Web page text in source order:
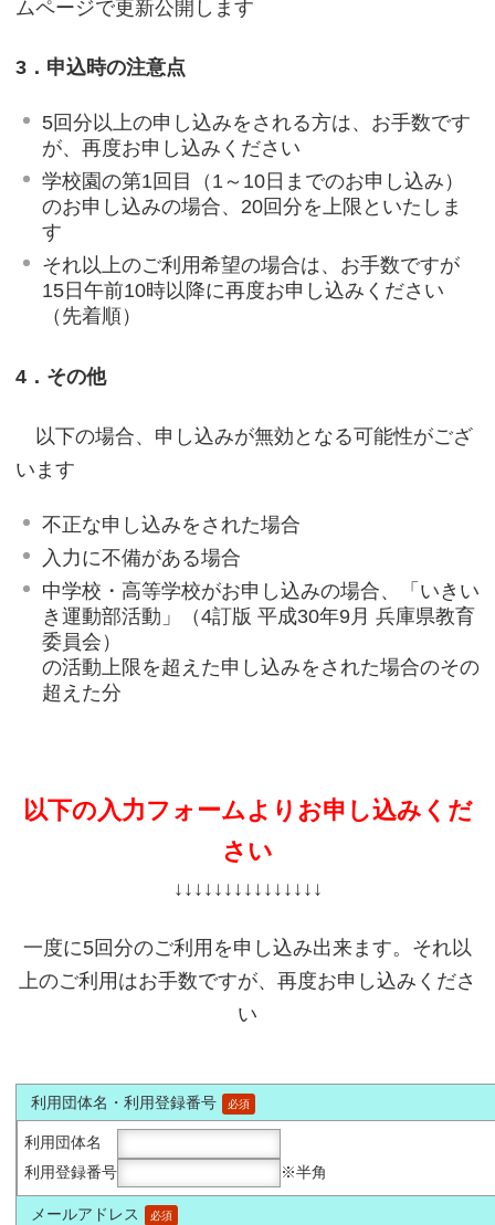
ムページで更新公開します
3．申込時の注意点
5回分以上の申し込みをされる方は、お手数です
が、再度お申し込みください
学校園の第1回目（1～10日までのお申し込み）
のお申し込みの場合、20回分を上限といたしま
す
それ以上のご利用希望の場合は、お手数ですが
15日午前10時以降に再度お申し込みください
（先着順）
4．その他
以下の場合、申し込みが無効となる可能性がござ
います
不正な申し込みをされた場合
入力に不備がある場合
中学校・高等学校がお申し込みの場合、「いきい
き運動部活動」（4訂版 平成30年9月 兵庫県教育
委員会）
の活動上限を超えた申し込みをされた場合のその
超えた分
以下の入力フォームよりお申し込みくだ
さい
↓↓↓↓↓↓↓↓↓↓↓↓↓↓↓
一度に5回分のご利用を申し込み出来ます。それ以
上のご利用はお手数ですが、再度お申し込みくださ
い
利用団体名・利用登録番号 必須
利用団体名
利用登録番号
※半角
メールアドレス 必須